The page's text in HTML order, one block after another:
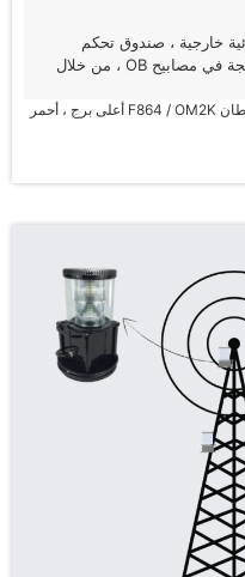
خارجية ، صندوق تحكم
من خلال ملامسات جافة مدمجة في مصابيح OB ، من خلال
يوجد مصباح أو مصباحان عائقان متوسطان F864 / OM2K أعلى برج ، أحمر